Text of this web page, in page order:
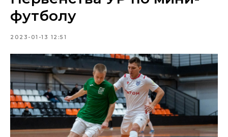
футболу
2023-01-13 12:51